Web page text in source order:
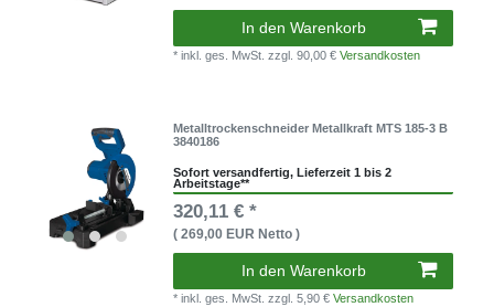
In den Warenkorb
* inkl. ges. MwSt.zzgl. 90,00 €Versandkosten
Metalltrockenschneider Metallkraft MTS 185-3 B
3840186
Sofort versandfertig, Lieferzeit 1 bis 2
Arbeitstage**
320,11 € *
( 269,00 EUR Netto )
In den Warenkorb
* inkl. ges. MwSt.zzgl. 5,90 €Versandkosten